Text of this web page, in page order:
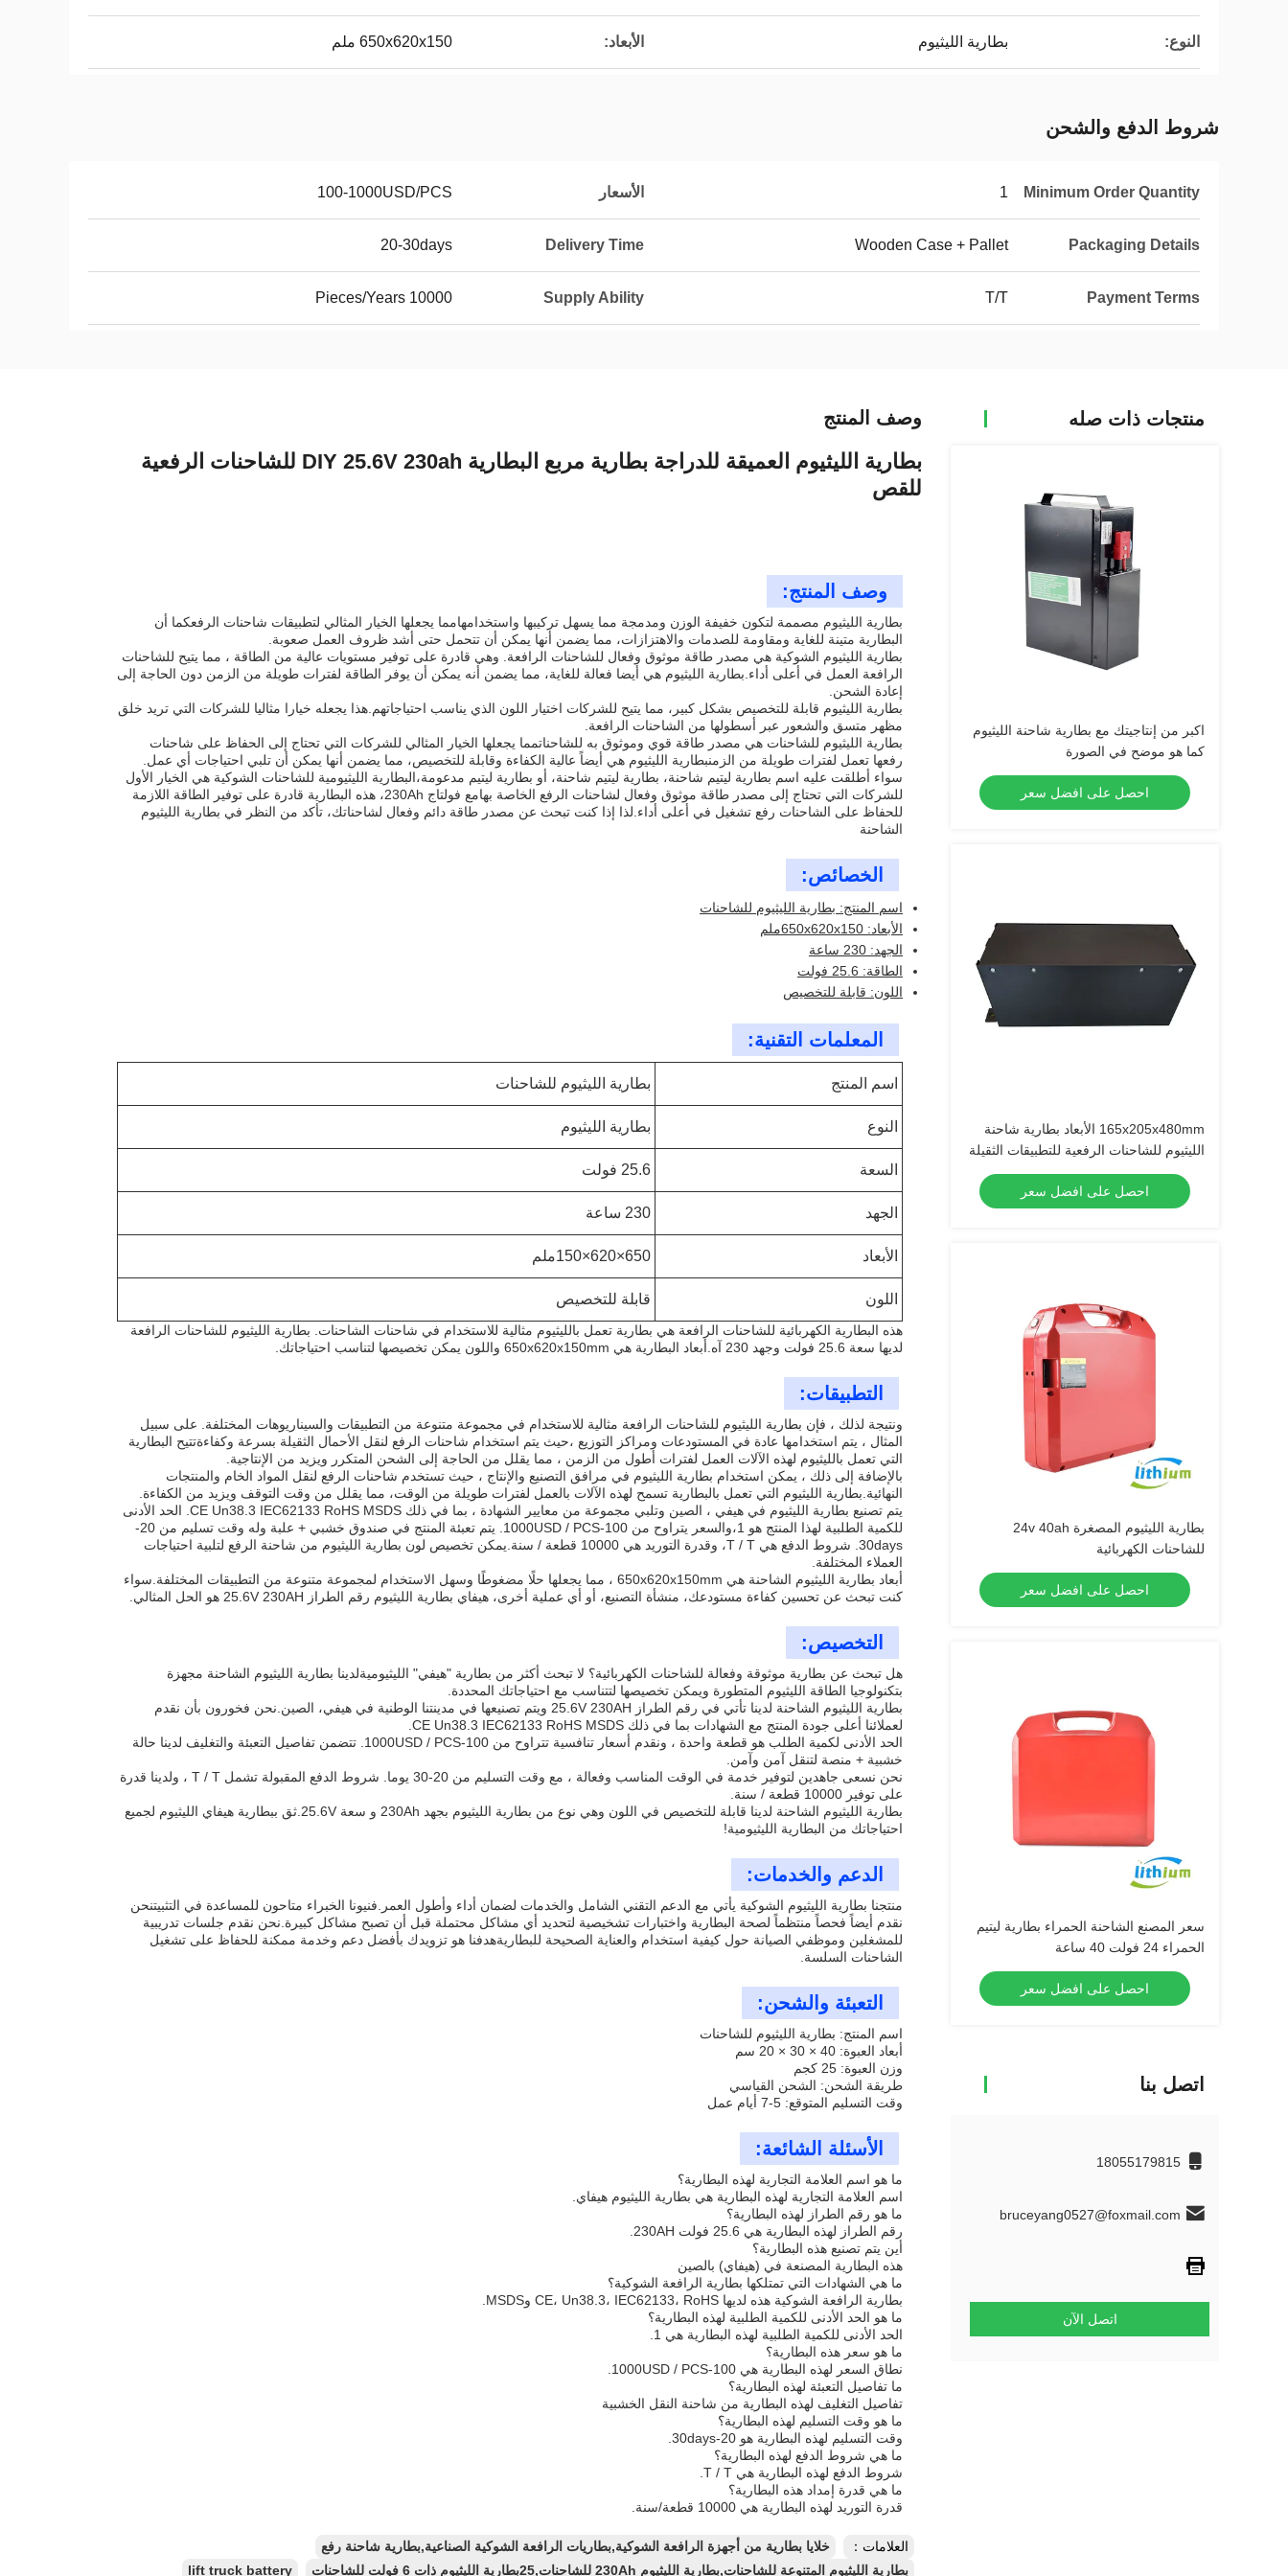
النوع: بطارية الليثيوم الأبعاد: 650x620x150 ملم
شروط الدفع والشحن
Minimum Order Quantity
1 الأسعار 100-1000USD/PCS
Packaging Details
Wooden Case + Pallet
Delivery Time
20-30days
Payment Terms
T/T
Supply Ability
10000 Pieces/Years
منتجات ذات صله
اكبر من إنتاجيتك مع بطارية شاحنة الليثيوم
كما هو موضح في الصورة
احصل على افضل سعر
165x205x480mm الأبعاد بطارية شاحنة
الليثيوم للشاحنات الرفعية للتطبيقات الثقيلة
احصل على افضل سعر
بطارية الليثيوم المصغرة 24v 40ah
للشاحنات الكهربائية
احصل على افضل سعر
سعر المصنع الشاحنة الحمراء بطارية ليتيم
الحمراء 24 فولت 40 ساعة
احصل على افضل سعر
اتصل بنا
18055179815
bruceyang0527@foxmail.com
اتصل الآن
وصف المنتج
بطارية الليثيوم العميقة للدراجة بطارية مربع البطارية DIY 25.6V 230ah للشاحنات الرفعية
للقص
وصف المنتج:
بطارية الليثيوم مصممة لتكون خفيفة الوزن ومدمجة مما يسهل تركيبها واستخدامهامما يجعلها الخيار المثالي لتطبيقات شاحنات الرفعكما أن
البطارية متينة للغاية ومقاومة للصدمات والاهتزازات، مما يضمن أنها يمكن أن تتحمل حتى أشد ظروف العمل صعوبة.
بطارية الليثيوم الشوكية هي مصدر طاقة موثوق وفعال للشاحنات الرافعة. وهي قادرة على توفير مستويات عالية من الطاقة ، مما يتيح للشاحنات
الرافعة العمل في أعلى أداء.بطارية الليثيوم هي أيضا فعالة للغاية، مما يضمن أنه يمكن أن يوفر الطاقة لفترات طويلة من الزمن دون الحاجة إلى
إعادة الشحن.
بطارية الليثيوم قابلة للتخصيص بشكل كبير، مما يتيح للشركات اختيار اللون الذي يناسب احتياجاتهم.هذا يجعله خيارا مثاليا للشركات التي تريد خلق
مظهر متسق والشعور عبر أسطولها من الشاحنات الرافعة.
بطارية الليثيوم للشاحنات هي مصدر طاقة قوي وموثوق به للشاحناتمما يجعلها الخيار المثالي للشركات التي تحتاج إلى الحفاظ على شاحنات
رفعها تعمل لفترات طويلة من الزمنبطارية الليثيوم هي أيضاً عالية الكفاءة وقابلة للتخصيص، مما يضمن أنها يمكن أن تلبي احتياجات أي عمل.
سواء أطلقت عليه اسم بطارية ليتيم شاحنة، بطارية ليتيم شاحنة، أو بطارية ليتيم مدعومة،البطارية الليثيومية للشاحنات الشوكية هي الخيار الأول
للشركات التي تحتاج إلى مصدر طاقة موثوق وفعال لشاحنات الرفع الخاصة بهامع فولتاج 230Ah، هذه البطارية قادرة على توفير الطاقة اللازمة
للحفاظ على الشاحنات رفع تشغيل في أعلى أداء.لذا إذا كنت تبحث عن مصدر طاقة دائم وفعال لشاحناتك، تأكد من النظر في بطارية الليثيوم
الشاحنة
الخصائص:
اسم المنتج: بطارية الليثيوم للشاحنات
الأبعاد: 650x620x150ملم
الجهد: 230 ساعة
الطاقة: 25.6 فولت
اللون: قابلة للتخصيص
المعلمات التقنية:
اسم المنتج بطارية الليثيوم للشاحنات
النوع بطارية الليثيوم
السعة 25.6 فولت
الجهد 230 ساعة
الأبعاد 650×620×150ملم
اللون قابلة للتخصيص
هذه البطارية الكهربائية للشاحنات الرافعة هي بطارية تعمل بالليثيوم مثالية للاستخدام في شاحنات الشاحنات. بطارية الليثيوم للشاحنات الرافعة
لديها سعة 25.6 فولت وجهد 230 آه.أبعاد البطارية هي 650x620x150mm واللون يمكن تخصيصها لتناسب احتياجاتك.
التطبيقات:
ونتيجة لذلك ، فإن بطارية الليثيوم للشاحنات الرافعة مثالية للاستخدام في مجموعة متنوعة من التطبيقات والسيناريوهات المختلفة. على سبيل
المثال ، يتم استخدامها عادة في المستودعات ومراكز التوزيع ،حيث يتم استخدام شاحنات الرفع لنقل الأحمال الثقيلة بسرعة وكفاءةتتيح البطارية
التي تعمل بالليثيوم لهذه الآلات العمل لفترات أطول من الزمن ، مما يقلل من الحاجة إلى الشحن المتكرر ويزيد من الإنتاجية.
بالإضافة إلى ذلك ، يمكن استخدام بطارية الليثيوم في مرافق التصنيع والإنتاج ، حيث تستخدم شاحنات الرفع لنقل المواد الخام والمنتجات
النهائية.بطارية الليثيوم التي تعمل بالبطارية تسمح لهذه الآلات بالعمل لفترات طويلة من الوقت، مما يقلل من وقت التوقف ويزيد من الكفاءة.
يتم تصنيع بطارية الليثيوم في هيفي ، الصين وتلبي مجموعة من معايير الشهادة ، بما في ذلك CE Un38.3 IEC62133 RoHS MSDS. الحد الأدنى
للكمية الطلبية لهذا المنتج هو 1،والسعر يتراوح من 100-1000USD / PCS. يتم تعبئة المنتج في صندوق خشبي + علبة وله وقت تسليم من 20-
30days. شروط الدفع هي T / T، وقدرة التوريد هي 10000 قطعة / سنة.يمكن تخصيص لون بطارية الليثيوم من شاحنة الرفع لتلبية احتياجات
العملاء المختلفة.
أبعاد بطارية الليثيوم الشاحنة هي 650x620x150mm ، مما يجعلها حلًا مضغوطًا وسهل الاستخدام لمجموعة متنوعة من التطبيقات المختلفة.سواء
كنت تبحث عن تحسين كفاءة مستودعك، منشأة التصنيع، أو أي عملية أخرى، هيفاي بطارية الليثيوم رقم الطراز 25.6V 230AH هو الحل المثالي.
التخصيص:
هل تبحث عن بطارية موثوقة وفعالة للشاحنات الكهربائية؟ لا تبحث أكثر من بطارية "هيفي" الليثيوميةلدينا بطارية الليثيوم الشاحنة مجهزة
بتكنولوجيا الطاقة الليثيوم المتطورة ويمكن تخصيصها لتتناسب مع احتياجاتك المحددة.
بطارية الليثيوم الشاحنة لدينا تأتي في رقم الطراز 25.6V 230AH ويتم تصنيعها في مدينتنا الوطنية في هيفي، الصين.نحن فخورون بأن نقدم
لعملائنا أعلى جودة المنتج مع الشهادات بما في ذلك CE Un38.3 IEC62133 RoHS MSDS.
الحد الأدنى لكمية الطلب هو قطعة واحدة ، ونقدم أسعار تنافسية تتراوح من 100-1000USD / PCS. تتضمن تفاصيل التعبئة والتغليف لدينا حالة
خشبية + منصة لتنقل آمن وآمن.
نحن نسعى جاهدين لتوفير خدمة في الوقت المناسب وفعالة ، مع وقت التسليم من 20-30 يوما. شروط الدفع المقبولة تشمل T / T ، ولدينا قدرة
على توفير 10000 قطعة / سنة.
بطارية الليثيوم الشاحنة لدينا قابلة للتخصيص في اللون وهي نوع من بطارية الليثيوم بجهد 230Ah و سعة 25.6V.ثق ببطارية هيفاي الليثيوم لجميع
احتياجاتك من البطارية الليثيومية!
الدعم والخدمات:
منتجنا بطارية الليثيوم الشوكية يأتي مع الدعم التقني الشامل والخدمات لضمان أداء وأطول العمر.فنيونا الخبراء متاحون للمساعدة في التثبيتنحن
نقدم أيضاً فحصاً منتظماً لصحة البطارية واختبارات تشخيصية لتحديد أي مشاكل محتملة قبل أن تصبح مشاكل كبيرة.نحن نقدم جلسات تدريبية
للمشغلين وموظفي الصيانة حول كيفية استخدام والعناية الصحيحة للبطاريةهدفنا هو تزويدك بأفضل دعم وخدمة ممكنة للحفاظ على تشغيل
الشاحنات السلسة.
التعبئة والشحن:
اسم المنتج: بطارية الليثيوم للشاحنات
أبعاد العبوة: 40 × 30 × 20 سم
وزن العبوة: 25 كجم
طريقة الشحن: الشحن القياسي
وقت التسليم المتوقع: 5-7 أيام عمل
الأسئلة الشائعة:
ما هو اسم العلامة التجارية لهذه البطارية؟
اسم العلامة التجارية لهذه البطارية هي بطارية الليثيوم هيفاي.
ما هو رقم الطراز لهذه البطارية؟
رقم الطراز لهذه البطارية هي 25.6 فولت 230AH.
أين يتم تصنيع هذه البطارية؟
هذه البطارية المصنعة في (هيفاي) بالصين
ما هي الشهادات التي تمتلكها بطارية الرافعة الشوكية؟
بطارية الرافعة الشوكية هذه لديها CE، Un38.3، IEC62133، RoHS وMSDS.
ما هو الحد الأدنى للكمية الطلبية لهذه البطارية؟
الحد الأدنى للكمية الطلبية لهذه البطارية هي 1.
ما هو سعر هذه البطارية؟
نطاق السعر لهذه البطارية هي 100-1000USD / PCS.
ما تفاصيل التعبئة لهذه البطارية؟
تفاصيل التغليف لهذه البطارية من شاحنة النقل الخشبية
ما هو وقت التسليم لهذه البطارية؟
وقت التسليم لهذه البطارية هو 20-30days.
ما هي شروط الدفع لهذه البطارية؟
شروط الدفع لهذه البطارية هي T / T.
ما هي قدرة إمداد هذه البطارية؟
قدرة التوريد لهذه البطارية هي 10000 قطعة/سنة.
العلامات：
خلايا بطارية من أجهزة الرافعة الشوكية,بطاريات الرافعة الشوكية الصناعية,بطارية شاحنة رفع
بطارية الليثيوم المتنوعة للشاحنات,بطارية الليثيوم 230Ah للشاحنات,25بطارية الليثيوم ذات 6 فولت للشاحنات
lift truck battery